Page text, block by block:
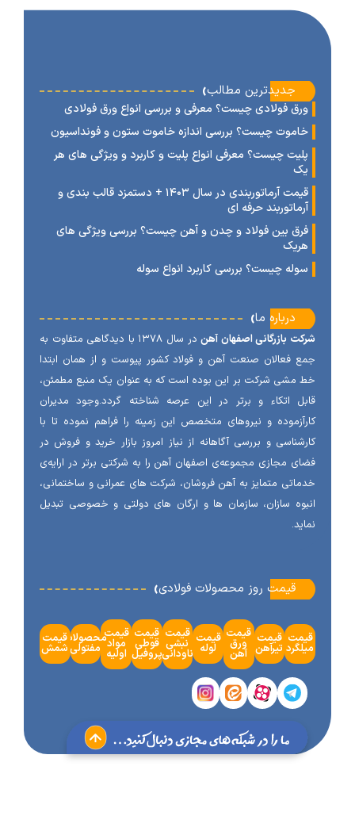
‹جدیدترین مطالب
فولادی چیست؟ معرفی و بررسی انواع ورق فولادی
چیست؟ بررسی اندازه خاموت ستون و فونداسیون
چیست؟ معرفی انواع پلیت و کاربرد و ویژگی های هر
قیمت آرماتوربندی در سال ۱۴۰۳ + دستمزد قالب بندی و
حرفه ای
بین فولاد و چدن و آهن چیست؟ بررسی ویژگی های
چیست؟ بررسی کاربرد انواع سوله
درباره ما
بازرگانی اصفهان آهن
در سال ۱۳۷۸ با دیدگاهی متفاوت به
فعالان صنعت آهن و فولاد کشور پیوست و از همان ابتدا
مشی شرکت بر این بوده است که به عنوان یک منبع مطمئن،
اتکاء و برتر در این عرصه شناخته گردد.وجود مدیران
و نیروهای متخصص این زمینه را فراهم نموده تا با
و بررسی آگاهانه از نیاز امروز بازار خرید و فروش در
مجازی مجموعه‌ی اصفهان آهن را به شرکتی برتر در ارایه‌ی
متمایز به آهن فروشان، شرکت های عمرانی و ساختمانی،
سازان، سازمان ها و ارگان های دولتی و خصوصی تبدیل
‹قیمت روز محصولات فولادی
قیمت
تیرآهن
قیمت
ورق
آهن
قیمت
لوله
قیمت
نبشی
ناودانی
قیمت
قوطی
پروفیل
قیمت
مواد
اولیه
محصولات
مفتولی
قیمت
شمش